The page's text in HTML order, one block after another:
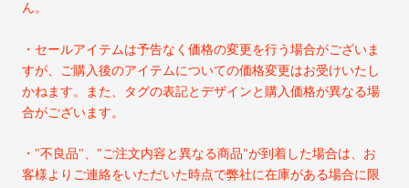
ん。
・セールアイテムは予告なく価格の変更を行う場合がございま
すが、ご購入後のアイテムについての価格変更はお受けいたし
かねます。また、タグの表記とデザインと購入価格が異なる場
合がございます。
・ "不良品"、 "ご注文内容と異なる商品"が到着した場合は、お
客様よりご連絡をいただいた時点で弊社に在庫がある場合に限